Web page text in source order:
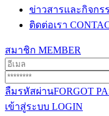
ข่าวสารและกิจกร
ติดต่อเรา
สมาชิก MEMBER
ลืมรหัสผ่านFORGOT
เข้าสู่ระบบ LOGIN